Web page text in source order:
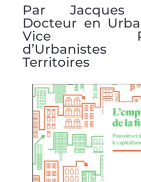
Par Jacques
Docteur en
Vice
Territoires